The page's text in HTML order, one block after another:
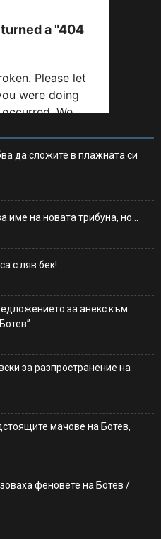
да сложите в плажната си
име на новата трибуна, но…
с ляв бек!
за анекс към
за разпространение на
мачове на Ботев,
феновете на Ботев /